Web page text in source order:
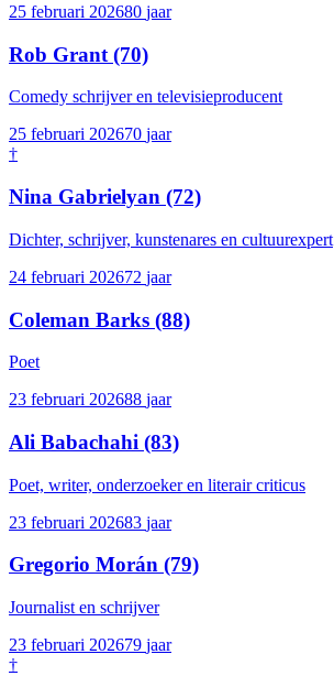
25 februari 202680 jaar
Rob Grant (70)
Comedy schrijver en televisieproducent
25 februari 202670 jaar
†
Nina Gabrielyan (72)
Dichter, schrijver, kunstenares en cultuurexpert
24 februari 202672 jaar
Coleman Barks (88)
Poet
23 februari 202688 jaar
Ali Babachahi (83)
Poet, writer, onderzoeker en literair criticus
23 februari 202683 jaar
Gregorio Morán (79)
Journalist en schrijver
23 februari 202679 jaar
†